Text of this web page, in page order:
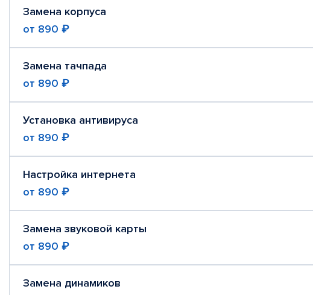
Замена корпуса
от 890 ₽
Замена тачпада
от 890 ₽
Установка антивируса
от 890 ₽
Настройка интернета
от 890 ₽
Замена звуковой карты
от 890 ₽
Замена динамиков